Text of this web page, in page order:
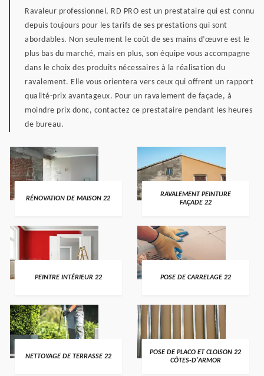
Ravaleur professionnel, RD PRO est un prestataire qui est connu
depuis toujours pour les tarifs de ses prestations qui sont
abordables. Non seulement le coût de ses mains d’œuvre est le
plus bas du marché, mais en plus, son équipe vous accompagne
dans le choix des produits nécessaires à la réalisation du
ravalement. Elle vous orientera vers ceux qui offrent un rapport
qualité-prix avantageux. Pour un ravalement de façade, à
moindre prix donc, contactez ce prestataire pendant les heures
de bureau.
RÉNOVATION DE MAISON 22
RAVALEMENT PEINTURE
FAÇADE 22
PEINTRE INTÉRIEUR 22 POSE DE CARRELAGE 22
NETTOYAGE DE TERRASSE 22
POSE DE PLACO ET CLOISON 22
CÔTES-D'ARMOR